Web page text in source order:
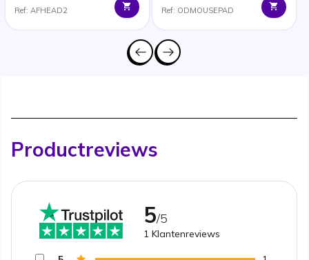
Ref: AFHEAD2 Ref: ODMOUSEPAD
Productreviews
5/5
1 Klantenreviews